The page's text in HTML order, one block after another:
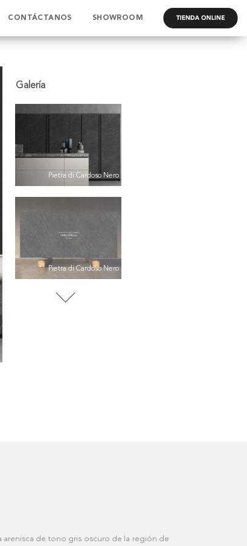
CONTÁCTANOS SHOWROOM .
Pietra di Cardoso Nero
Pietra di Cardoso Nero
arenisca de tono gris oscuro de la región de